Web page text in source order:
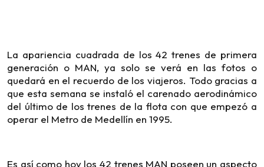
La apariencia cuadrada de los 42 trenes de primera
generación o MAN, ya solo se verá en las fotos o
quedará en el recuerdo de los viajeros. Todo gracias a
que esta semana se instaló el carenado aerodinámico
del último de los trenes de la flota con que empezó a
operar el Metro de Medellín en 1995.
Es así como hoy los 42 trenes MAN poseen un aspecto